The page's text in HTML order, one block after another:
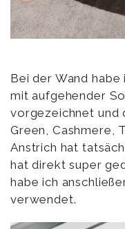
Bei der Wand
mit aufgehender
vorgezeichnet und
Green, Cashmere,
Anstrich hat
hat direkt super
habe ich
verwendet.